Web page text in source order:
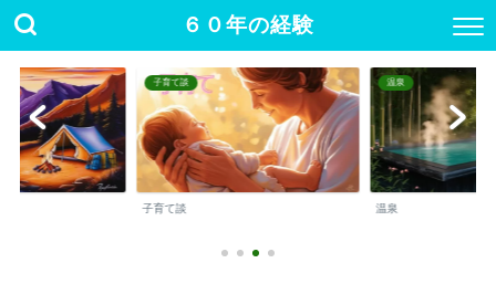
６０年の経験
子育て談
子育て談
温泉
温泉